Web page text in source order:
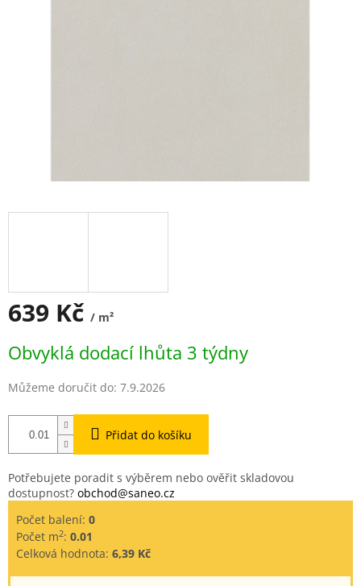
639 Kč / m²
cena:
Obvyklá dodací lhůta 3 týdny
Můžeme doručit do: 7.9.2026
Přidat do košíku
Potřebujete poradit s výběrem nebo ověřit skladovou
dostupnost? obchod@saneo.cz
Počet balení: 0
Počet m2: 0.01
Celková hodnota: 6,39 Kč